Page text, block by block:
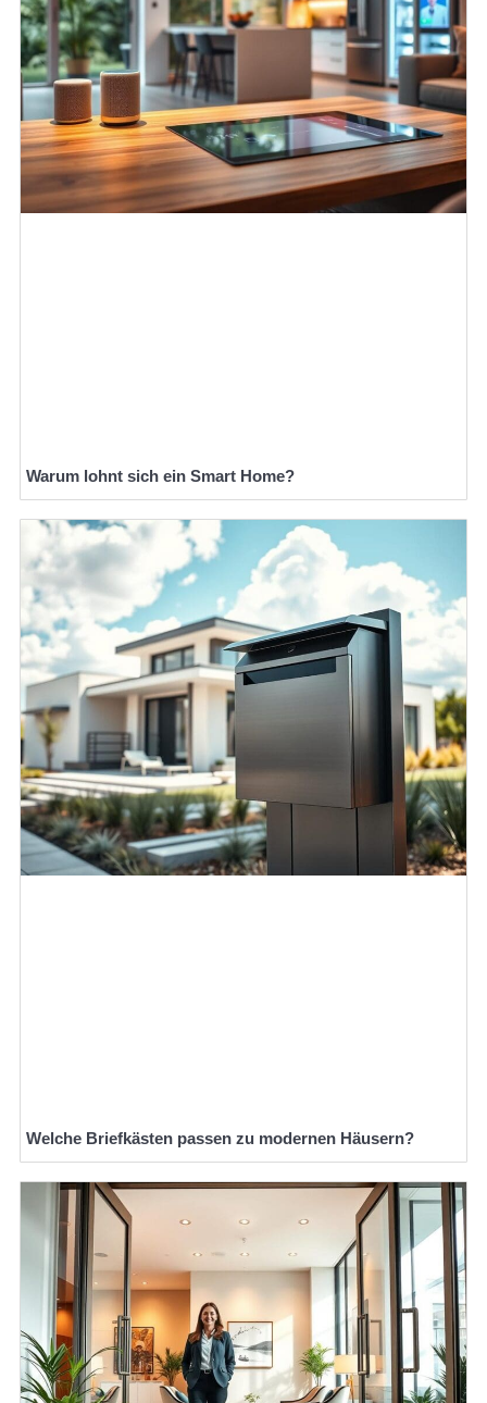
Warum lohnt sich ein Smart Home?
Welche Briefkästen passen zu modernen Häusern?